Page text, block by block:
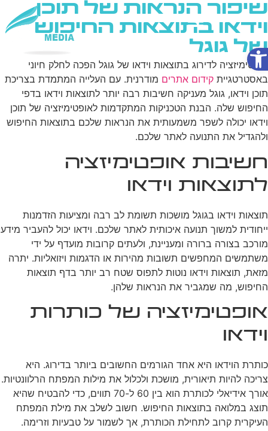
פתח סרגל נגישות
שיפור הנראות של תוכן
וידאו בתוצאות החיפוש
של גוגל
אופטימיזציה לדירוג בתוצאות וידאו של גוגל הפכה לחלק חיוני
באסטרטגיית קידום אתרים מודרנית. עם העלייה המתמדת בצריכת
תוכן וידאו, גוגל מעניקה חשיבות רבה יותר לתוצאות וידאו בדפי
החיפוש שלה. הבנת הטכניקות המתקדמות לאופטימיזציה של תוכן
וידאו יכולה לשפר משמעותית את הנראות שלכם בתוצאות החיפוש
ולהגדיל את התנועה לאתר שלכם.
חשיבות אופטימיזציה
לתוצאות וידאו
תוצאות וידאו בגוגל מושכות תשומת לב רבה ומציעות הזדמנות
ייחודית למשוך תנועה איכותית לאתר שלכם. וידאו יכול להעביר מידע
מורכב בצורה ברורה ומעניינת, ולעתים קרובות מועדף על ידי
משתמשים המחפשים תשובות מהירות או הדגמות ויזואליות. יתרה
מזאת, תוצאות וידאו נוטות לתפוס שטח רב יותר בדף תוצאות
החיפוש, מה שמגביר את הנראות שלהן.
אופטימיזציה של כותרות
וידאו
כותרת הוידאו היא אחד הגורמים החשובים ביותר בדירוג. היא
צריכה להיות תיאורית, מושכת ולכלול את מילות המפתח הרלוונטיות.
אורך אידיאלי לכותרת הוא בין 60 ל-70 תווים, כדי להבטיח שהיא
תוצג במלואה בתוצאות החיפוש. חשוב לשלב את מילת המפתח
העיקרית קרוב לתחילת הכותרת, אך לשמור על טבעיות וזרימה.